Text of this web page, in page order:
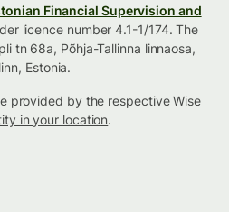
Financial Supervision and
licence number 4.1-1/174. The
tn 68a, Põhja-Tallinna linnaosa,
Estonia.
provided by the respective Wise
in your location.